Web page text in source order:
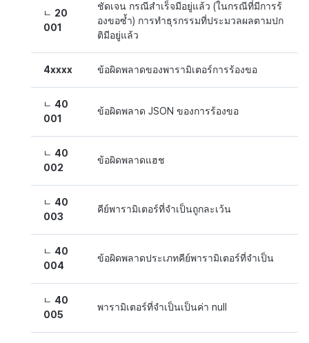
ㄴ 20
001
ชัดเจน กรณีสำเร็จมีอยู่แล้ว (ในกรณีที่มีการร้
องขอซ้ำ) การทำธุรกรรมที่ประมวลผลตามปก
ติมีอยู่แล้ว
4xxxx ข้อผิดพลาดของพารามิเตอร์การร้องขอ
ㄴ 40
001
ข้อผิดพลาด JSON ของการร้องขอ
ㄴ 40
002
ข้อผิดพลาดแฮช
ㄴ 40
003
คีย์พารามิเตอร์ที่จำเป็นถูกละเว้น
ㄴ 40
004
ข้อผิดพลาดประเภทคีย์พารามิเตอร์ที่จำเป็น
ㄴ 40
005
พารามิเตอร์ที่จำเป็นเป็นค่า null